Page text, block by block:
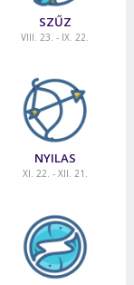
SZŰZ
VIII. 23. - IX. 22.
NYILAS
XI. 22. - XII. 21.